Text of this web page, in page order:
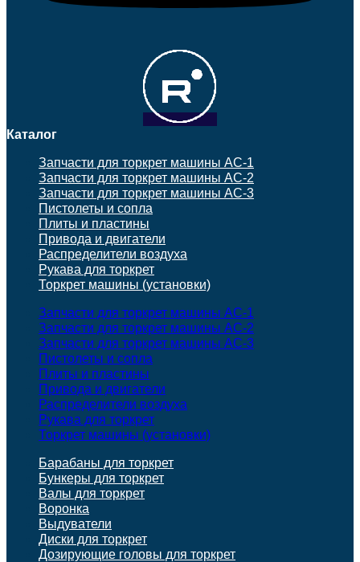
Каталог
Запчасти для торкрет машины АС-1
Запчасти для торкрет машины АС-2
Запчасти для торкрет машины АС-3
Пистолеты и сопла
Плиты и пластины
Привода и двигатели
Распределители воздуха
Рукава для торкрет
Торкрет машины (установки)
Запчасти для торкрет машины АС-1
Запчасти для торкрет машины АС-2
Запчасти для торкрет машины АС-3
Пистолеты и сопла
Плиты и пластины
Привода и двигатели
Распределители воздуха
Рукава для торкрет
Торкрет машины (установки)
Барабаны для торкрет
Бункеры для торкрет
Валы для торкрет
Воронка
Выдуватели
Диски для торкрет
Дозирующие головы для торкрет